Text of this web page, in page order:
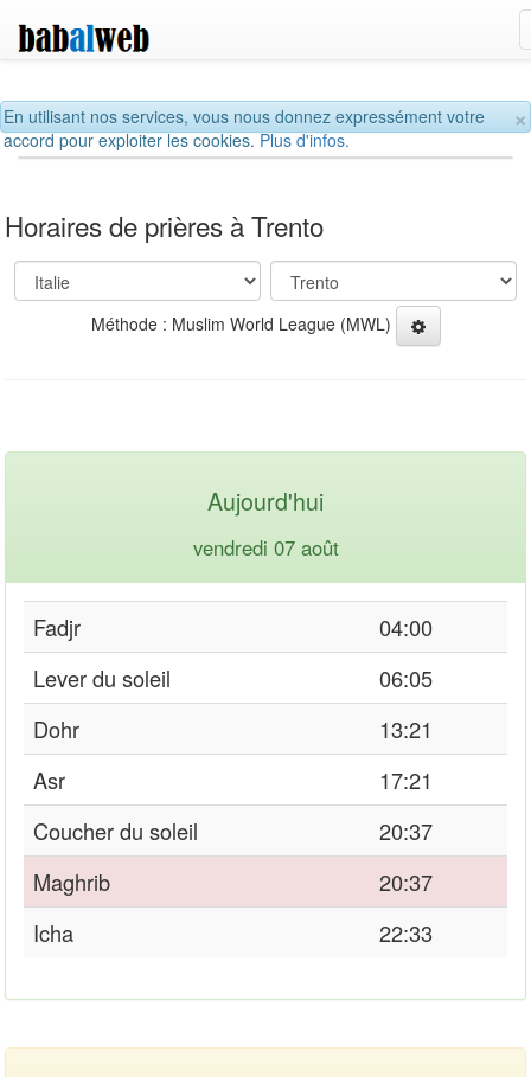
×
En utilisant nos services, vous nous donnez expressément votre
accord pour exploiter les cookies.Plus d'infos.
Horaires de prières à Trento
Méthode : Muslim World League (MWL)
Aujourd'hui
vendredi 07 août
Fadjr
04:00
Lever du soleil
06:05
Dohr
13:21
Asr
17:21
Coucher du soleil
20:37
Maghrib
20:37
Icha
22:33